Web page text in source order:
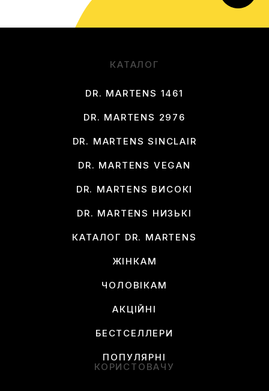
КАТАЛОГ
DR. MARTENS 1461
DR. MARTENS 2976
DR. MARTENS SINCLAIR
DR. MARTENS VEGAN
DR. MARTENS ВИСОКІ
DR. MARTENS НИЗЬКІ
КАТАЛОГ DR. MARTENS
ЖІНКАМ
ЧОЛОВІКАМ
АКЦІЙНІ
БЕСТСЕЛЛЕРИ
ПОПУЛЯРНІ
КОРИСТОВАЧУ